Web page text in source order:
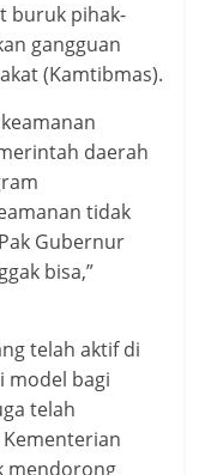
buruk pihak-
gangguan
(Kamtibmas).
daerah
tidak
Gubernur
bisa,”
telah aktif di
model bagi
telah
mendorong